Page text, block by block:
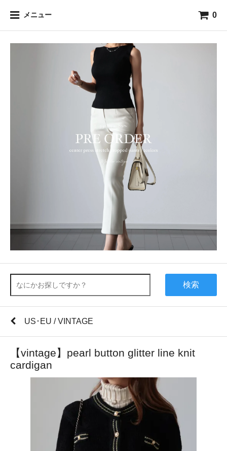
メニュー 0
検索
US･EU / VINTAGE
【vintage】pearl button glitter line knit
cardigan